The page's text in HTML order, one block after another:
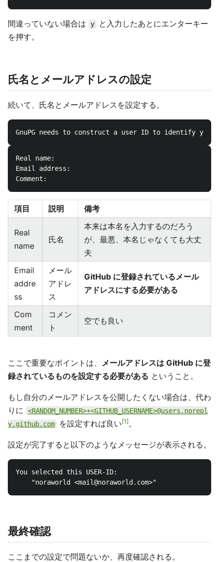
間違っていない場合は y
と入力したあとにエンターキー
を押す。
氏名とメールアドレスの設定
続いて、氏名とメールアドレスを設定する。
Real name:
Email address:
項目 説明 備考
Real
name
氏名
本来は本名を入力するのだろう
が、最悪、本名じゃなくても大丈
夫
Email
addre
ss
メール
アドレ
ス
GitHub に登録されているメール
アドレスにする必要がある
Com
ment
コメン
ト
空でも良い
ここで重要なポイントは、
メールアドレスは GitHub に登
録されているものを設定する必要がある ということ。
もし自分のメールアドレスを公開したくない場合は、代わ
りに
<RANDOM_NUMBER>+<GITHUB_USERNAME>@users.norepl
y.github.com
を設定すれば良い 1 。
設定が完了すると以下のようなメッセージが表示される。
You selected this USER-ID:
最終確認
ここまでの設定で問題ないか、再度確認される。